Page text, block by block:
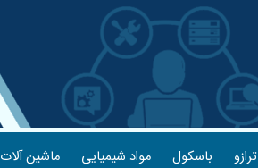
ترازو باسکول مواد شیمیایی ماشین